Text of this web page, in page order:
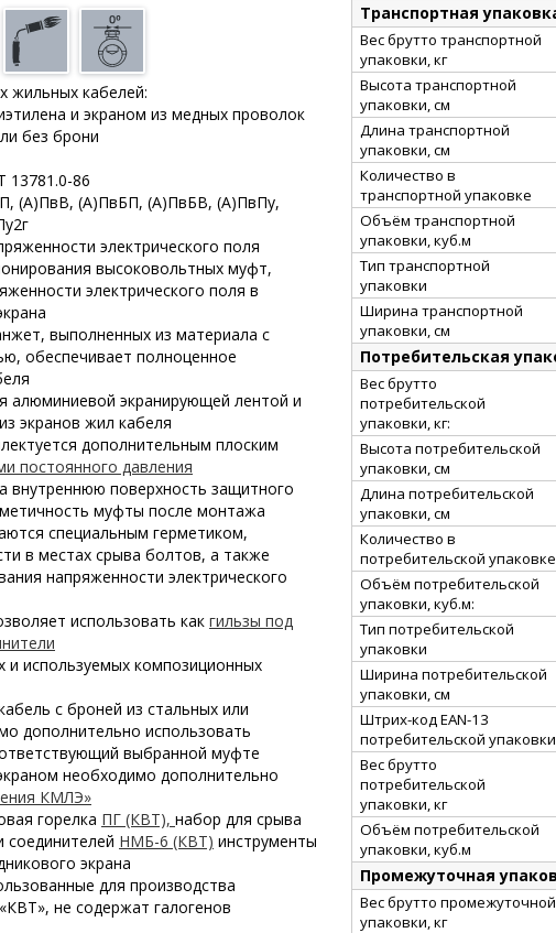
жильных кабелей:
и экраном из медных проволок
без брони
13781.0-86
(А)ПвВ, (А)ПвБП, (А)ПвБВ, (А)ПвПу,
электрического поля
высоковольтных муфт,
электрического поля в
выполненных из материала с
обеспечивает полноценное
алюминиевой экранирующей лентой и
экранов жил кабеля
дополнительным плоским
постоянного давления
внутреннюю поверхность защитного
муфты после монтажа
специальным герметиком,
в местах срыва болтов, а также
напряженности электрического
использовать как гильзы под
используемых композиционных
с броней из стальных или
дополнительно использовать
выбранной муфте
необходимо дополнительно
КМЛЭ»
горелка ПГ (КВТ), набор для срыва
соединителей НМБ-6 (КВТ) инструменты
экрана
для производства
не содержат галогенов
Транспортная
Вес брутто транспортной
упаковки, кг
Высота транспортной
упаковки, см
Длина транспортной
упаковки, см
Количество в
транспортной упаковке
Объём транспортной
упаковки, куб.м
Тип транспортной
упаковки
Ширина транспортной
упаковки, см
Потребительская
Вес брутто
потребительской
упаковки, кг:
Высота потребительской
упаковки, см
Длина потребительской
упаковки, см
Количество в
потребительской упаковке
Объём потребительской
упаковки, куб.м:
Тип потребительской
упаковки
Ширина потребительской
упаковки, см
Штрих-код EAN-13
потребительской упаковки
Вес брутто
потребительской
упаковки, кг
Объём потребительской
упаковки, куб.м
Промежуточная
Вес брутто промежуточной
упаковки, кг